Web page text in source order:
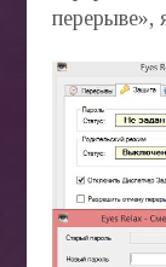
перерыве»,